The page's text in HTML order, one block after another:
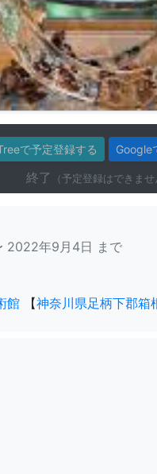
で予定登録する Google
終了 （予定登録はできませ
2022年9月4日 まで
館 【神奈川県足柄下郡